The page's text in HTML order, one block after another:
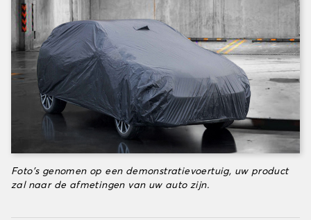
Foto's genomen op een demonstratievoertuig, uw product
zal naar de afmetingen van uw auto zijn.